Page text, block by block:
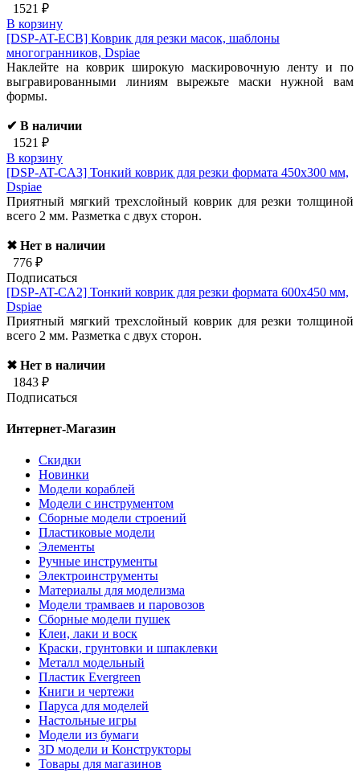
1521 ₽
В корзину
[DSP-AT-ECB] Коврик для резки масок, шаблоны
многогранников, Dspiae
Наклейте на коврик широкую маскировочную ленту и по
выгравированными линиям вырежьте маски нужной вам
формы.
✔ В наличии
1521 ₽
В корзину
[DSP-AT-CA3] Тонкий коврик для резки формата 450х300 мм,
Dspiae
Приятный мягкий трехслойный коврик для резки толщиной
всего 2 мм. Разметка с двух сторон.
✖ Нет в наличии
776 ₽
Подписаться
[DSP-AT-CA2] Тонкий коврик для резки формата 600х450 мм,
Dspiae
Приятный мягкий трехслойный коврик для резки толщиной
всего 2 мм. Разметка с двух сторон.
✖ Нет в наличии
1843 ₽
Подписаться
Интернет-Магазин
Скидки
Новинки
Модели кораблей
Модели с инструментом
Сборные модели строений
Пластиковые модели
Элементы
Ручные инструменты
Электроинструменты
Материалы для моделизма
Модели трамваев и паровозов
Сборные модели пушек
Клеи, лаки и воск
Краски, грунтовки и шпаклевки
Металл модельный
Пластик Evergreen
Книги и чертежи
Паруса для моделей
Настольные игры
Модели из бумаги
3D модели и Конструкторы
Товары для магазинов